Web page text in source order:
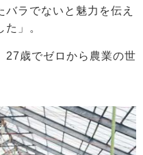
ラでないと魅力を伝え
」。
27歳でゼロから農業の世